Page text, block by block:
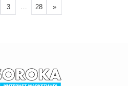
3 … 28 »